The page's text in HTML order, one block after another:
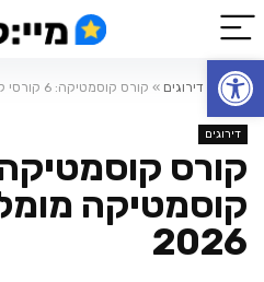
פתח סרגל נגישות
ראשי דירוגים » קורס קוסמטיקה: 6 קורסי קוסמטיקה מומלצים לשנת 2026
דירוגים
קוסמטיקה
2026